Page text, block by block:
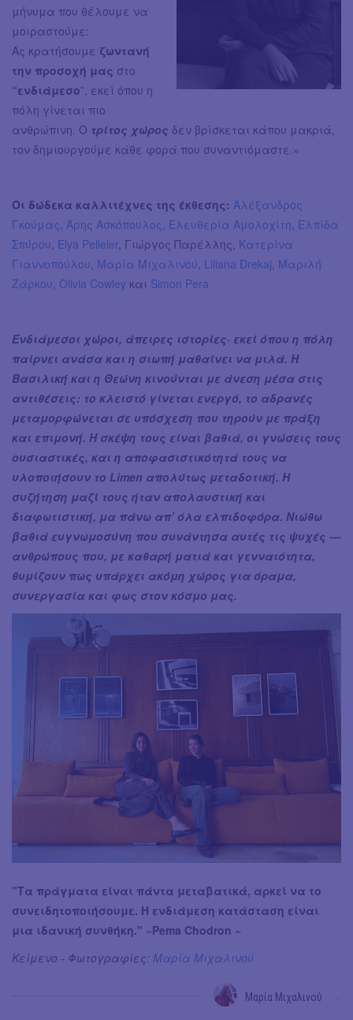
μήνυμα που θέλουμε να
μοιραστούμε:
Ας κρατήσουμε ζωντανή
την προσοχή μας στο
“ενδιάμεσο”, εκεί όπου η
πόλη γίνεται πιο
ανθρώπινη. Ο τρίτος χώρος δεν βρίσκεται κάπου μακριά,
τον δημιουργούμε κάθε φορά που συναντιόμαστε.»
Οι δώδεκα καλλιτέχνες της έκθεσης: Αλέξανδρος
Γκούμας Άρης Ασκόπουλος Ελευθερία Αμολοχίτη Ελπίδα
Σπύρου Elya Pelleier , Γιώργος Παρέλλης, Κατερίνα
Γιαννοπούλου Μαρία Μιχαλινού Liliana Drekaj, Μαριλή
Ζάρκου Olivia Cowley και Simon Pera
Ενδιάμεσοι χώροι, άπειρες ιστορίες· εκεί όπου η πόλη
παίρνει ανάσα και η σιωπή μαθαίνει να μιλά. Η
Βασιλική και η Θεώνη κινούνται με άνεση μέσα στις
αντιθέσεις: το κλειστό γίνεται ενεργό, το αδρανές
μεταμορφώνεται σε υπόσχεση που τηρούν με πράξη
και επιμονή. Η σκέψη τους είναι βαθιά, οι γνώσεις τους
ουσιαστικές, και η αποφασιστικότητά τους να
υλοποιήσουν το Limen απολύτως μεταδοτική. Η
συζήτηση μαζί τους ήταν απολαυστική και
διαφωτιστική, μα πάνω απ’ όλα ελπιδοφόρα. Νιώθω
βαθιά ευγνωμοσύνη που συνάντησα αυτές τις ψυχές —
ανθρώπους που, με καθαρή ματιά και γενναιότητα,
θυμίζουν πως υπάρχει ακόμη χώρος για όραμα,
συνεργασία και φως στον κόσμο μας.
"Τα πράγματα είναι πάντα μεταβατικά, αρκεί να το
συνειδητοποιήσουμε. Η ενδιάμεση κατάσταση είναι
μια ιδανική συνθήκη." ~Pema Chodron ~
Κείμενο - Φωτογραφίες: Μαρία Μιχαλινού
Μαρία Μιχαλινού